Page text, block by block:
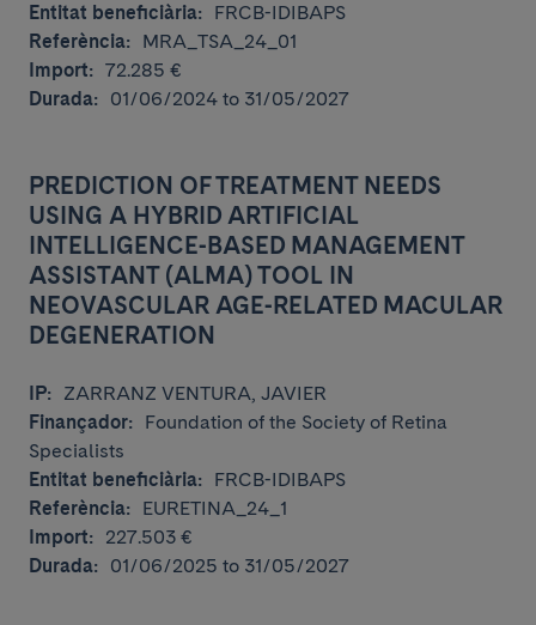
Entitat beneficiària:
FRCB-IDIBAPS
Referència:
MRA_TSA_24_01
Import: 72.285 €
Durada:
01/06/2024 to 31/05/2027
PREDICTION OF TREATMENT NEEDS
USING A HYBRID ARTIFICIAL
INTELLIGENCE-BASED MANAGEMENT
ASSISTANT (ALMA) TOOL IN
NEOVASCULAR AGE-RELATED MACULAR
DEGENERATION
IP:
ZARRANZ VENTURA, JAVIER
Finançador:
Foundation of the Society of Retina
Specialists
Entitat beneficiària:
FRCB-IDIBAPS
Referència:
EURETINA_24_1
Import:
227.503 €
Durada:
01/06/2025 to 31/05/2027